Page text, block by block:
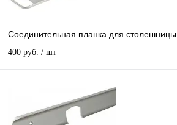
Соединительная планка для столешницы
400 руб. / шт